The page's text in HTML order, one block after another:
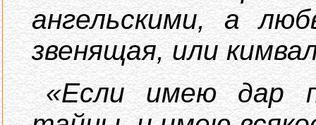
ангельскими, а
звенящая, или
«Если имею дар